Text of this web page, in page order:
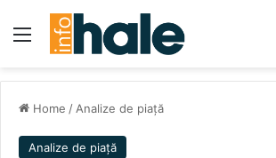
Menu
Home / Analize de piață
Analize de piață